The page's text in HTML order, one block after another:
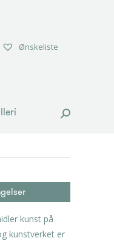
Ønskeliste
Search:
kunst på
kunstverket er